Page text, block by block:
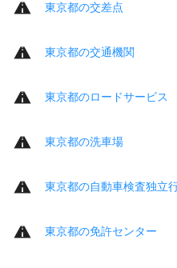
東京都の交差点
東京都の交通機関
東京都のロードサービス
東京都の洗車場
東京都の自動車検査独立
東京都の免許センター